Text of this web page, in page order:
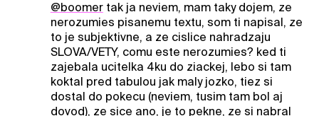
@boomertak ja neviem, mam taky dojem, ze
nerozumies pisanemu textu, som ti napisal, ze
to je subjektivne, a ze cislice nahradzaju
SLOVA/VETY, comu este nerozumies? ked ti
zajebala ucitelka 4ku do ziackej, lebo si tam
koktal pred tabulou jak maly jozko, tiez si
dostal do pokecu (neviem, tusim tam bol aj
dovod), ze sice ano, je to pekne, ze si nabral